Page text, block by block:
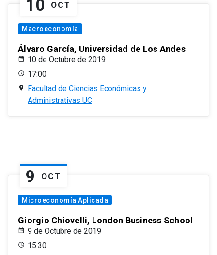
10 OCT
Macroeconomía
Álvaro García, Universidad de Los Andes
10 de Octubre de 2019
17:00
Facultad de Ciencias Económicas y
Administrativas UC
9 OCT
Microeconomía Aplicada
Giorgio Chiovelli, London Business School
9 de Octubre de 2019
15:30